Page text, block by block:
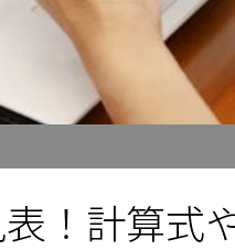
！計算式